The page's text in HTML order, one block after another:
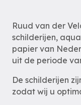
Ruud van der
schilderijen,
papier van
uit de periode
De schilderijen
zodat wij u